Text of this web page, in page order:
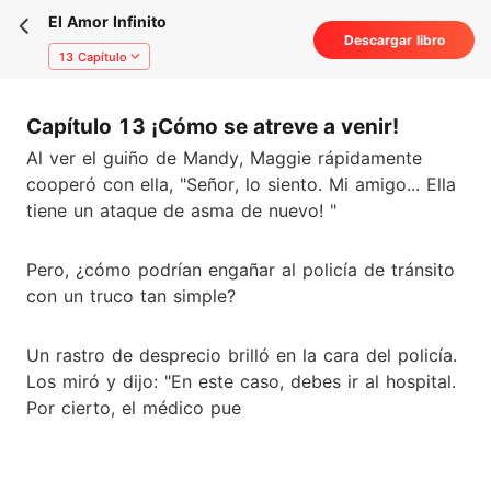
El Amor Infinito
13 Capítulo
Descargar libro
Capítulo 13 ¡Cómo se atreve a venir!
Al ver el guiño de Mandy, Maggie rápidamente
cooperó con ella, "Señor, lo siento. Mi amigo... Ella
tiene un ataque de asma de nuevo! "
Pero, ¿cómo podrían engañar al policía de tránsito
con un truco tan simple?
Un rastro de desprecio brilló en la cara del policía.
Los miró y dijo: "En este caso, debes ir al hospital.
Por cierto, el médico pue